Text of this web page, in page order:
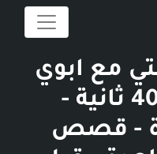
مع ابوي
للأبد - 10 دقائق و40 ثانية -
- قصص